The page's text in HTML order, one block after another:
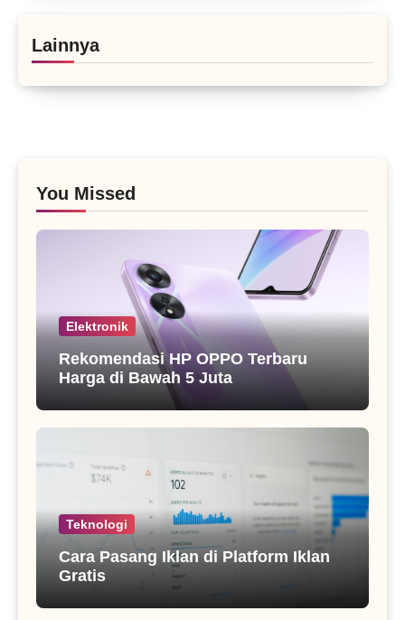
Lainnya
You Missed
Elektronik
Rekomendasi HP OPPO Terbaru
Harga di Bawah 5 Juta
Teknologi
Cara Pasang Iklan di Platform Iklan
Gratis